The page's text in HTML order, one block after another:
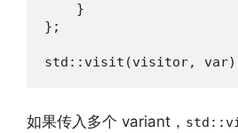
    }
};
std::visit(visitor,
如果传入多个 variant，